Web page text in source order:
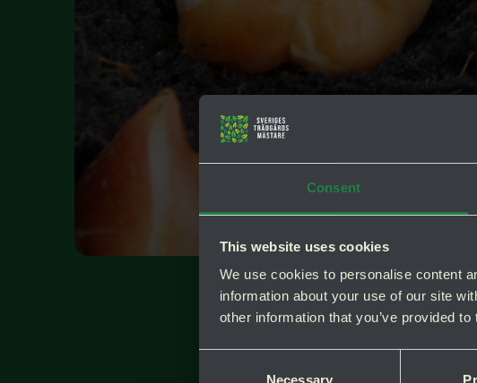
Consent
This website uses cookies
We use cookies to personalise content
information about your use of our site
other information that you’ve provided